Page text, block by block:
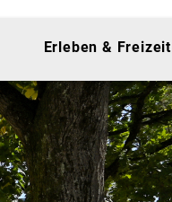
Erleben & Freizeit